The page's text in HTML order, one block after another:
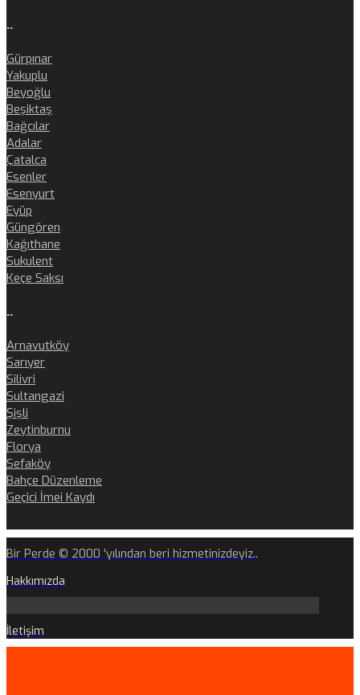
..
Gürpınar
Yakuplu
Beyoğlu
Beşiktaş
Bağcılar
Adalar
Çatalca
Esenler
Esenyurt
Eyüp
Güngören
Kağıthane
Sukulent
Keçe Saksı
..
Arnavutköy
Sarıyer
Silivri
Sultangazi
Şişli
Zeytinburnu
Florya
Sefaköy
Bahçe Düzenleme
Geçici İmei Kaydı
Bir Perde © 2000 'yılından beri hizmetinizdeyiz..
Hakkımızda
İletişim